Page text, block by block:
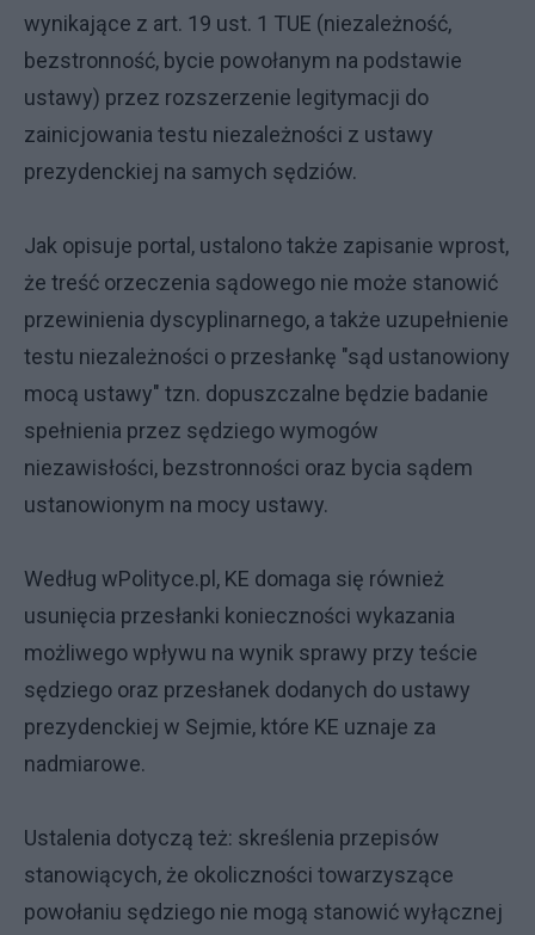
wynikające z art. 19 ust. 1 TUE (niezależność,
bezstronność, bycie powołanym na podstawie
ustawy) przez rozszerzenie legitymacji do
zainicjowania testu niezależności z ustawy
prezydenckiej na samych sędziów.
Jak opisuje portal, ustalono także zapisanie wprost,
że treść orzeczenia sądowego nie może stanowić
przewinienia dyscyplinarnego, a także uzupełnienie
testu niezależności o przesłankę "sąd ustanowiony
mocą ustawy" tzn. dopuszczalne będzie badanie
spełnienia przez sędziego wymogów
niezawisłości, bezstronności oraz bycia sądem
ustanowionym na mocy ustawy.
Według wPolityce.pl, KE domaga się również
usunięcia przesłanki konieczności wykazania
możliwego wpływu na wynik sprawy przy teście
sędziego oraz przesłanek dodanych do ustawy
prezydenckiej w Sejmie, które KE uznaje za
nadmiarowe.
Ustalenia dotyczą też: skreślenia przepisów
stanowiących, że okoliczności towarzyszące
powołaniu sędziego nie mogą stanowić wyłącznej